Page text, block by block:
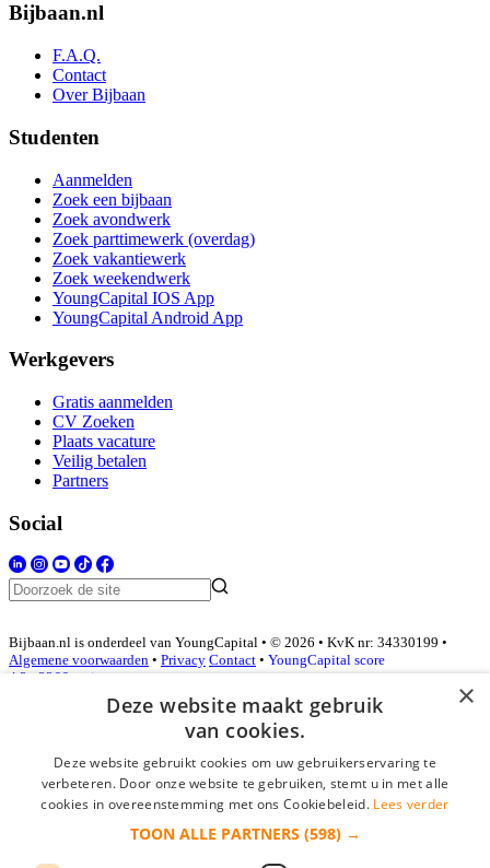
Bijbaan.nl
F.A.Q.
Contact
Over Bijbaan
Studenten
Aanmelden
Zoek een bijbaan
Zoek avondwerk
Zoek parttimewerk (overdag)
Zoek vakantiewerk
Zoek weekendwerk
YoungCapital IOS App
YoungCapital Android App
Werkgevers
Gratis aanmelden
CV Zoeken
Plaats vacature
Veilig betalen
Partners
Social
Bijbaan.nl is onderdeel van YoungCapital • © 2026 • KvK nr: 34330199 •
Algemene voorwaarden • Privacy Contact • YoungCapital score
4.3 - 3366 reviews
Inloggen als bedrijf
*
×
Deze website maakt gebruik
van cookies.
Deze website gebruikt cookies om uw gebruikerservaring te
verbeteren. Door onze website te gebruiken, stemt u in met alle
cookies in overeenstemming met ons Cookiebeleid. Lees verder
TOON ALLE PARTNERS (598) →